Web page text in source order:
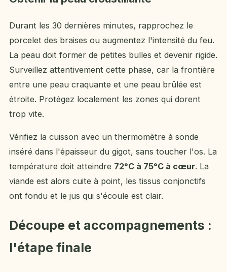
Durant les 30 dernières minutes, rapprochez le
porcelet des braises ou augmentez l'intensité du feu.
La peau doit former de petites bulles et devenir rigide.
Surveillez attentivement cette phase, car la frontière
entre une peau craquante et une peau brûlée est
étroite. Protégez localement les zones qui dorent
trop vite.
Vérifiez la cuisson avec un thermomètre à sonde
inséré dans l'épaisseur du gigot, sans toucher l'os. La
température doit atteindre 72°C à 75°C à cœur. La
viande est alors cuite à point, les tissus conjonctifs
ont fondu et le jus qui s'écoule est clair.
Découpe et accompagnements :
l'étape finale